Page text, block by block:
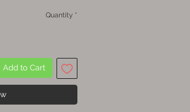
Quantity *
Add to Cart